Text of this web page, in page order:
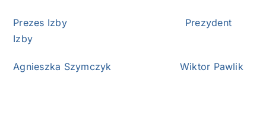
Prezes Izby Prezydent
Izby
Agnieszka Szymczyk Wiktor Pawlik